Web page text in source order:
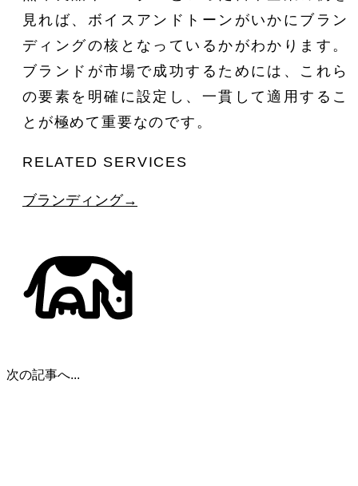
見れば、ボイスアンドトーンがいかにブラン
ディングの核となっているかがわかります。
ブランドが市場で成功するためには、これら
の要素を明確に設定し、一貫して適用するこ
とが極めて重要なのです。
RELATED SERVICES
ブランディング→
次の記事へ...